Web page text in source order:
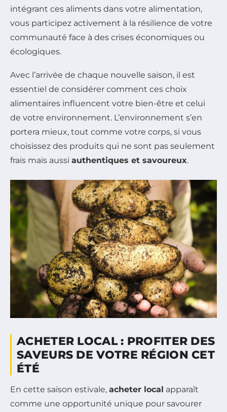
intégrant ces aliments dans votre alimentation,
vous participez activement à la résilience de votre
communauté face à des crises économiques ou
écologiques.
Avec l’arrivée de chaque nouvelle saison, il est
essentiel de considérer comment ces choix
alimentaires influencent votre bien-être et celui
de votre environnement. L’environnement s’en
portera mieux, tout comme votre corps, si vous
choisissez des produits qui ne sont pas seulement
frais mais aussi authentiques et savoureux.
ACHETER LOCAL : PROFITER DES
SAVEURS DE VOTRE RÉGION CET
ÉTÉ
En cette saison estivale, acheter local apparaît
comme une opportunité unique pour savourer